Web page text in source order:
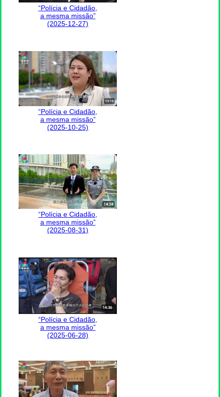
“Polícia e Cidadão,
a mesma missão”
(2025-12-27)
“Polícia e Cidadão,
a mesma missão”
(2025-10-25)
“Polícia e Cidadão,
a mesma missão”
(2025-08-31)
“Polícia e Cidadão,
a mesma missão”
(2025-06-28)